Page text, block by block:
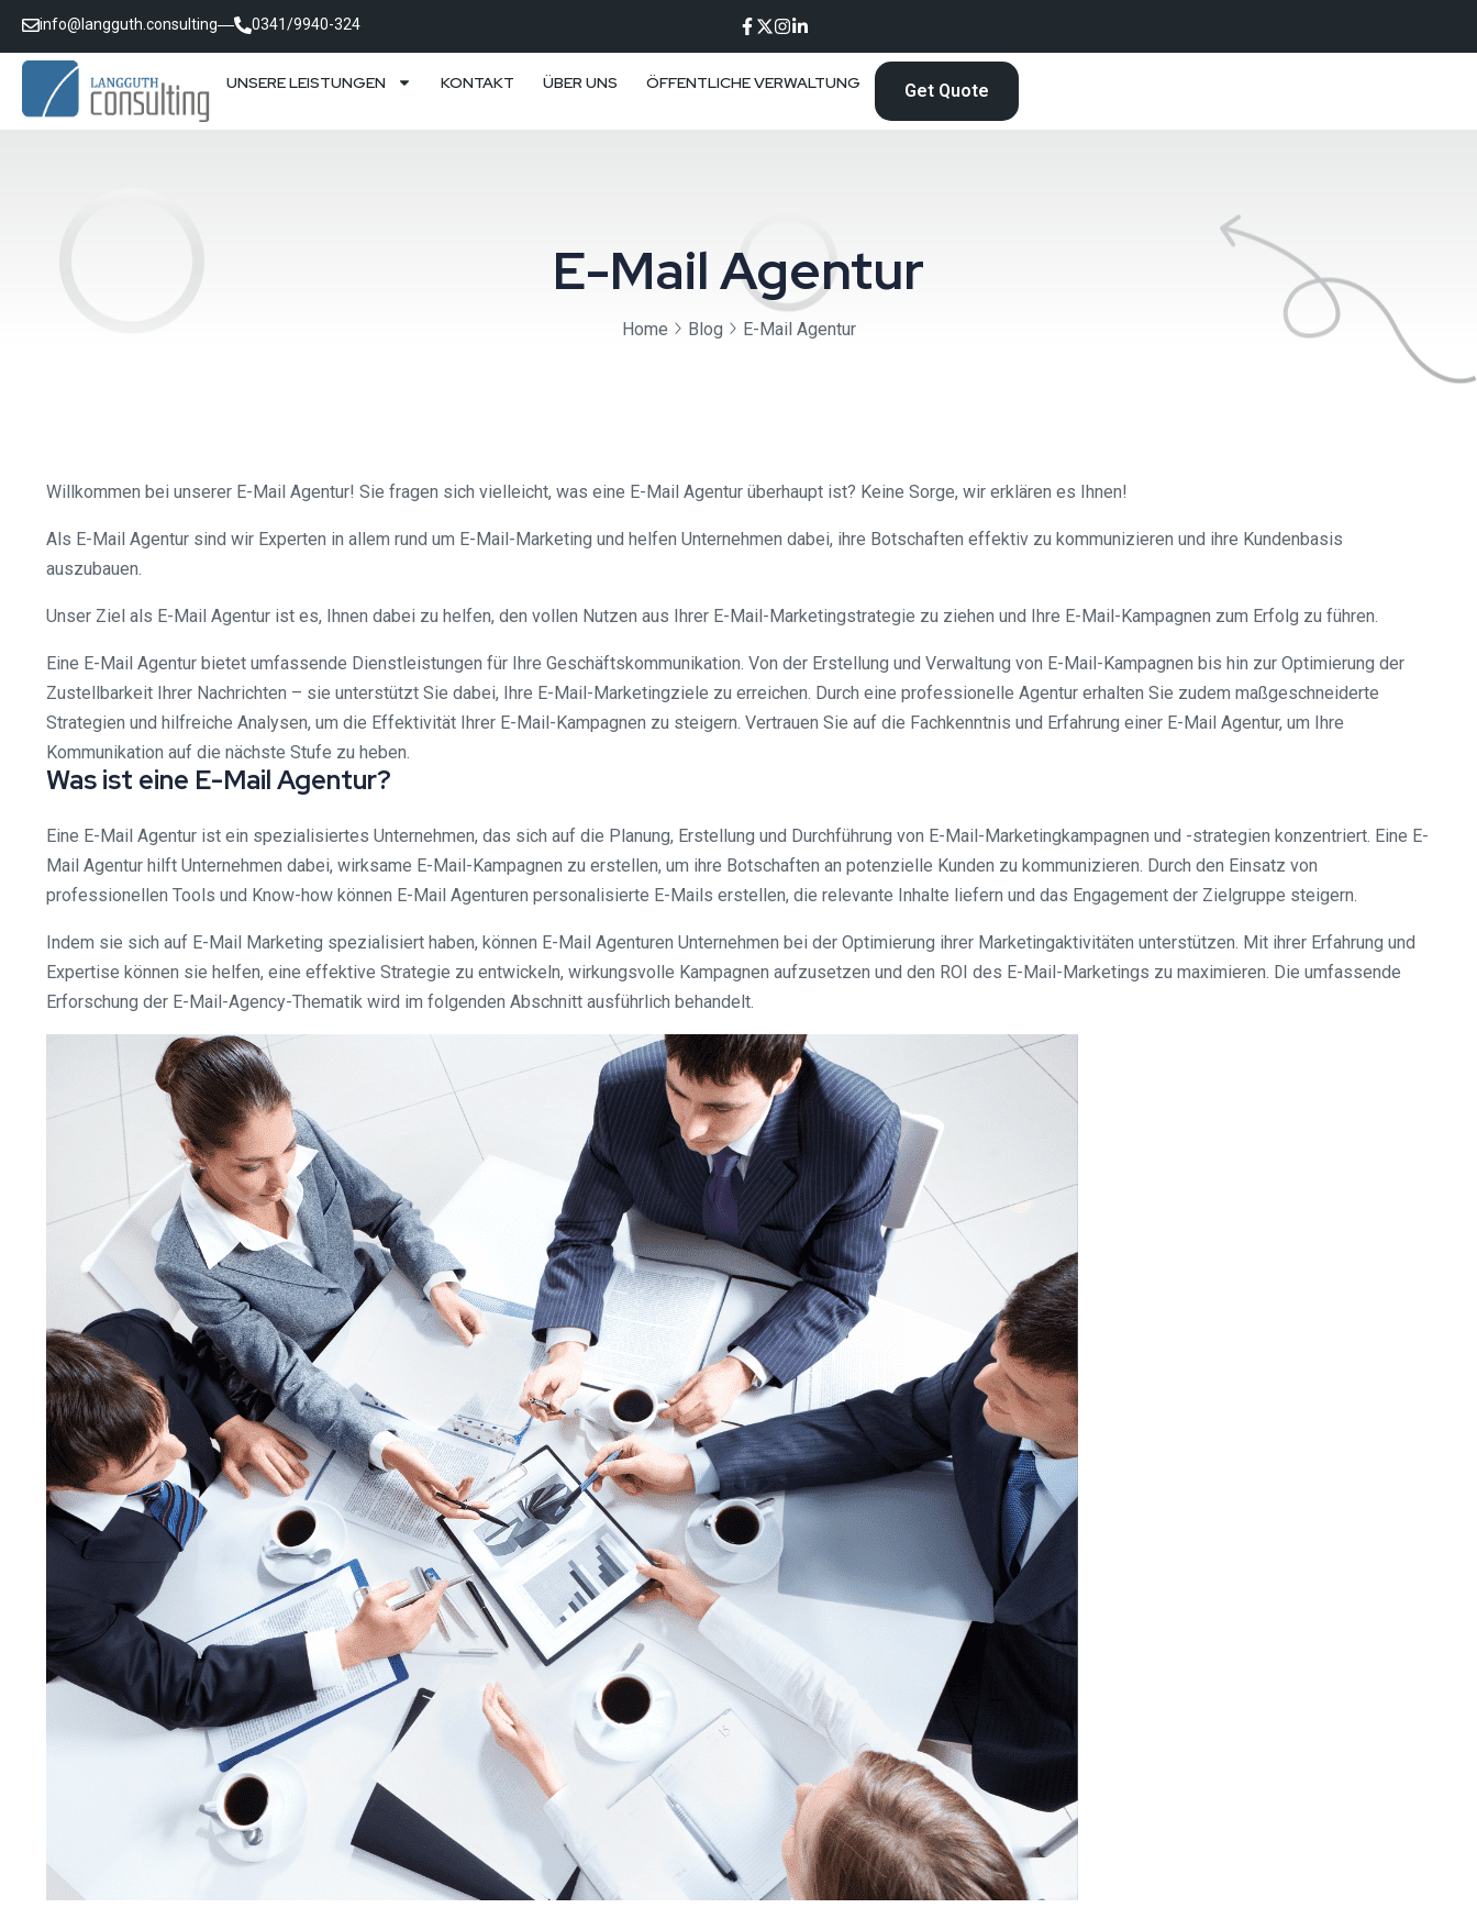
info@langguth.consulting 0341/9940-324
UNSERE LEISTUNGEN KONTAKT ÜBER UNS ÖFFENTLICHE VERWALTUNG Get Quote
E-Mail Agentur
Home Blog E-Mail Agentur
Willkommen bei unserer E-Mail Agentur! Sie fragen sich vielleicht, was eine E-Mail Agentur überhaupt ist? Keine Sorge, wir erklären es Ihnen!
Als E-Mail Agentur sind wir Experten in allem rund um E-Mail-Marketing und helfen Unternehmen dabei, ihre Botschaften effektiv zu kommunizieren und ihre Kundenbasis
auszubauen.
Unser Ziel als E-Mail Agentur ist es, Ihnen dabei zu helfen, den vollen Nutzen aus Ihrer E-Mail-Marketingstrategie zu ziehen und Ihre E-Mail-Kampagnen zum Erfolg zu führen.
Eine E-Mail Agentur bietet umfassende Dienstleistungen für Ihre Geschäftskommunikation. Von der Erstellung und Verwaltung von E-Mail-Kampagnen bis hin zur Optimierung der
Zustellbarkeit Ihrer Nachrichten – sie unterstützt Sie dabei, Ihre E-Mail-Marketingziele zu erreichen. Durch eine professionelle Agentur erhalten Sie zudem maßgeschneiderte
Strategien und hilfreiche Analysen, um die Effektivität Ihrer E-Mail-Kampagnen zu steigern. Vertrauen Sie auf die Fachkenntnis und Erfahrung einer E-Mail Agentur, um Ihre
Kommunikation auf die nächste Stufe zu heben.
Was ist eine E-Mail Agentur?
Eine E-Mail Agentur ist ein spezialisiertes Unternehmen, das sich auf die Planung, Erstellung und Durchführung von E-Mail-Marketingkampagnen und -strategien konzentriert. Eine E-
Mail Agentur hilft Unternehmen dabei, wirksame E-Mail-Kampagnen zu erstellen, um ihre Botschaften an potenzielle Kunden zu kommunizieren. Durch den Einsatz von
professionellen Tools und Know-how können E-Mail Agenturen personalisierte E-Mails erstellen, die relevante Inhalte liefern und das Engagement der Zielgruppe steigern.
Indem sie sich auf E-Mail Marketing spezialisiert haben, können E-Mail Agenturen Unternehmen bei der Optimierung ihrer Marketingaktivitäten unterstützen. Mit ihrer Erfahrung und
Expertise können sie helfen, eine effektive Strategie zu entwickeln, wirkungsvolle Kampagnen aufzusetzen und den ROI des E-Mail-Marketings zu maximieren. Die umfassende
Erforschung der E-Mail-Agency-Thematik wird im folgenden Abschnitt ausführlich behandelt.